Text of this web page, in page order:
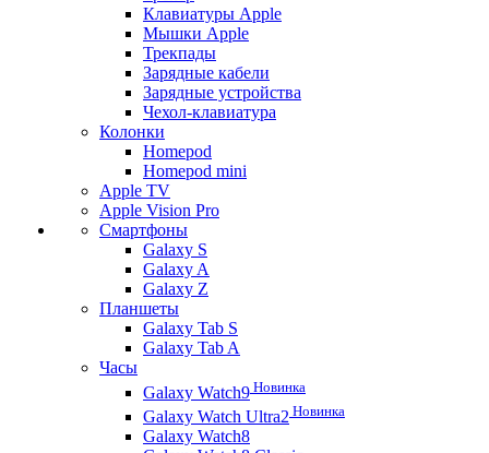
Клавиатуры Apple
Мышки Apple
Трекпады
Зарядные кабели
Зарядные устройства
Чехол-клавиатура
Колонки
Homepod
Homepod mini
Apple TV
Apple Vision Pro
Смартфоны
Galaxy S
Galaxy A
Galaxy Z
Планшеты
Galaxy Tab S
Galaxy Tab A
Часы
Galaxy Watch9 Новинка
Galaxy Watch Ultra2 Новинка
Galaxy Watch8